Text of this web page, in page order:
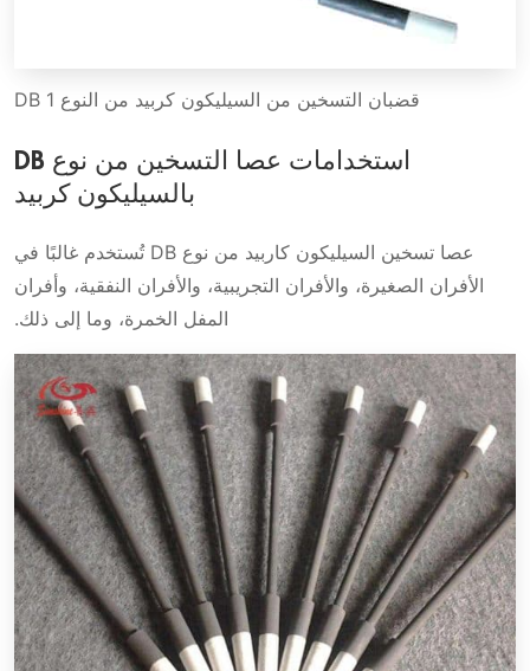
قضبان التسخين من السيليكون كربيد من النوع DB 1
استخدامات عصا التسخين من نوع DB
بالسيليكون كربيد
عصا تسخين السيليكون كاربيد من نوع DB تُستخدم غالبًا في
الأفران الصغيرة، والأفران التجريبية، والأفران النفقية، وأفران
المفل الخمرة، وما إلى ذلك.